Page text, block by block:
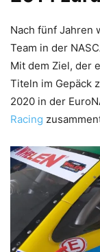
Nach fünf Jahren
Team in der
Mit dem Ziel, der
Titeln im Gepäck
2020 in der
Racing